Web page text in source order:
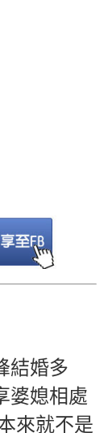
結婚多
婆媳相處
來就不是